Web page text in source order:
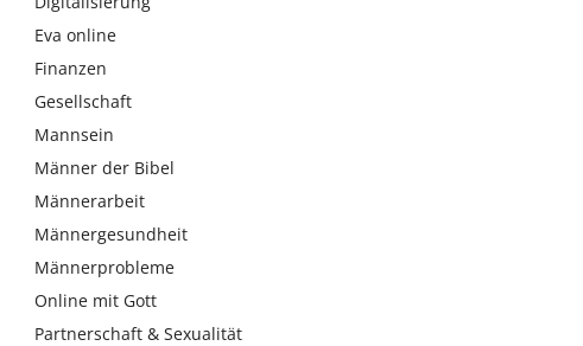
Eva online
Finanzen
Gesellschaft
Mannsein
Männer der Bibel
Männerarbeit
Männergesundheit
Männerprobleme
Online mit Gott
Partnerschaft & Sexualität